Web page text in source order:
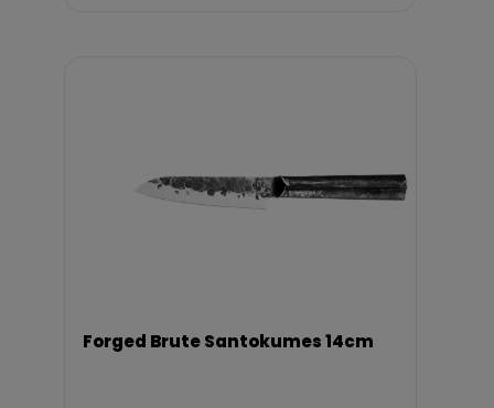
Forged Brute Santokumes 14cm